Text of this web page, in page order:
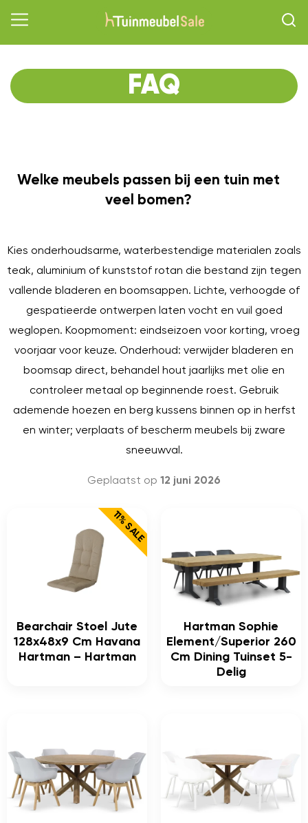
FAQ
Welke meubels passen bij een tuin met
veel bomen?
Kies onderhoudsarme, waterbestendige materialen zoals
teak, aluminium of kunststof rotan die bestand zijn tegen
vallende bladeren en boomsappen. Lichte, verhoogde of
gespatieerde ontwerpen laten vocht en vuil goed
weglopen. Koopmoment: eindseizoen voor korting, vroeg
voorjaar voor keuze. Onderhoud: verwijder bladeren en
boomsap direct, behandel hout jaarlijks met olie en
controleer metaal op beginnende roest. Gebruik
ademende hoezen en berg kussens binnen op in herfst
en winter; verplaats of bescherm meubels bij zware
sneeuwval.
Geplaatst op 12 juni 2026
11% SALE
Bearchair Stoel Jute
128x48x9 Cm Havana
Hartman – Hartman
Hartman Sophie
Element/Superior 260
Cm Dining Tuinset 5-
Delig